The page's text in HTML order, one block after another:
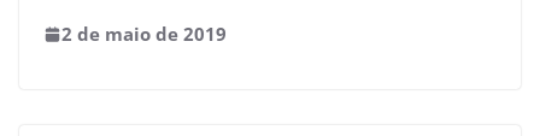
2 de maio de 2019